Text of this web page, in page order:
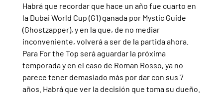
Habrá que recordar que hace un año fue cuarto en
la Dubai World Cup (G1) ganada por Mystic Guide
(Ghostzapper), y en la que, de no mediar
inconveniente, volverá a ser de la partida ahora.
Para For the Top será aguardar la próxima
temporada y en el caso de Roman Rosso, ya no
parece tener demasiado más por dar con sus 7
años. Habrá que ver la decisión que toma su dueño.